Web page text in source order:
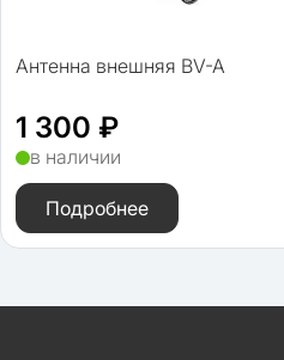
Антенна внешняя BV-A
1 300 ₽
в наличии
Подробнее